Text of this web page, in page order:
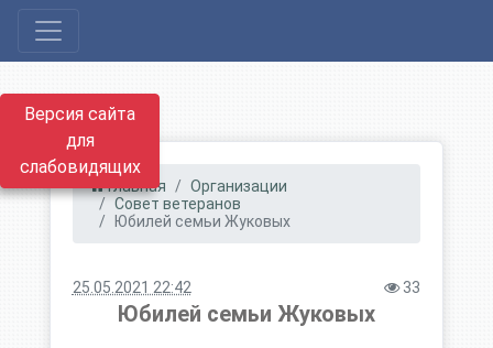
Версия сайта
для
слабовидящих
Главная
Организации
Совет ветеранов
Юбилей семьи Жуковых
25.05.2021 22:42 33
Юбилей семьи Жуковых